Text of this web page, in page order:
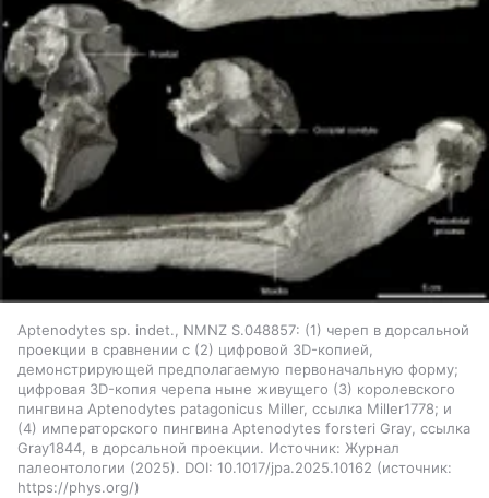
Aptenodytes sp. indet., NMNZ S.048857: (1) череп в дорсальной
проекции в сравнении с (2) цифровой 3D-копией,
демонстрирующей предполагаемую первоначальную форму;
цифровая 3D-копия черепа ныне живущего (3) королевского
пингвина Aptenodytes patagonicus Miller, ссылка Miller1778; и
(4) императорского пингвина Aptenodytes forsteri Gray, ссылка
Gray1844, в дорсальной проекции. Источник: Журнал
палеонтологии (2025). DOI: 10.1017/jpa.2025.10162
источник:
https://phys.org/